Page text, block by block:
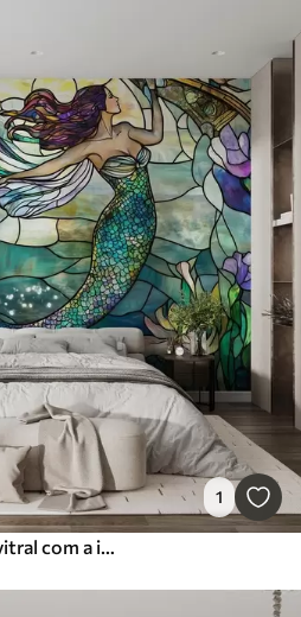
1
Papel de parede em estilo vitral com a imagem de uma sereia mágica